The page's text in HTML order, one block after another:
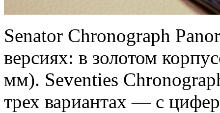
Senator Chronograph
версиях: в золотом
мм). Seventies
трех вариантах — с